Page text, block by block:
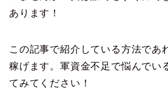
あります！
この記事で紹介している方法であ
稼げます。軍資金不足で悩んでい
てみてください！